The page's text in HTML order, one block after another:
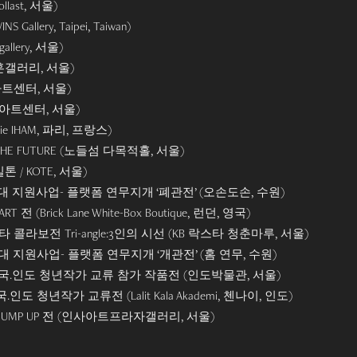
서울)
Gallery, Taipei, Taiwan)
서울)
갤러리, 서울)
트센터, 서울)
트센터, 서울)
IHAM, 파리, 프랑스)
THE FUTURE (노들섬 다목적홀, 서울)
톤 / KOTE, 서울)
지원사업- 플랫폼 연무지개 ‘폐관전’ (오손도손, 수원)
전 (Brick Lane White-Box Boutique, 런던, 영국)
콜라보전 Tri-angle:3인의 시선 (KB 락스타 청춘마루, 서울)
지원사업- 플랫폼 연무지개 ‘개관전’ (홈 연무, 수원)
국.인도 청년작가 교류 참가 작품전 (인도박물관, 서울)
국.인도 청년작가 교류전 (Lalit Kala Akademi, 첸나이, 인도)
UP 전 (인사아트프라자갤러리, 서울)